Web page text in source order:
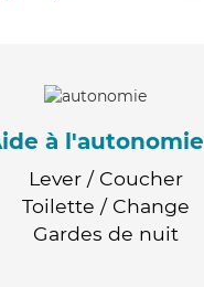
à l'autonomie
Lever / Coucher
Toilette / Change
Gardes de nuit